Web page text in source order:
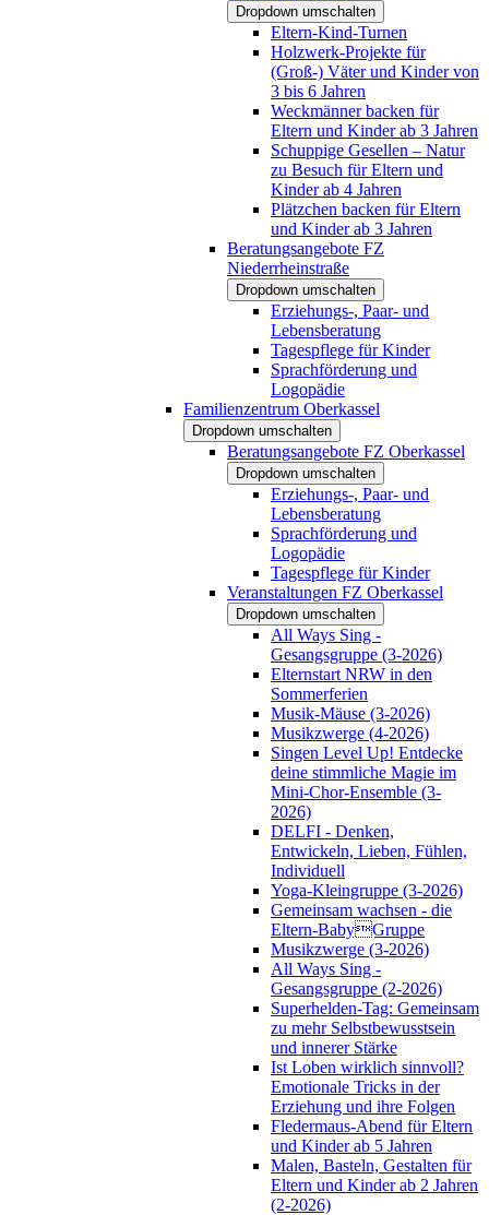
Dropdown umschalten
Eltern-Kind-Turnen
Holzwerk-Projekte für
(Groß-) Väter und Kinder von
3 bis 6 Jahren
Weckmänner backen für
Eltern und Kinder ab 3 Jahren
Schuppige Gesellen – Natur
zu Besuch für Eltern und
Kinder ab 4 Jahren
Plätzchen backen für Eltern
und Kinder ab 3 Jahren
Beratungsangebote FZ
Niederrheinstraße
Dropdown umschalten
Erziehungs-, Paar- und
Lebensberatung
Tagespflege für Kinder
Sprachförderung und
Logopädie
Familienzentrum Oberkassel
Dropdown umschalten
Beratungsangebote FZ Oberkassel
Dropdown umschalten
Erziehungs-, Paar- und
Lebensberatung
Sprachförderung und
Logopädie
Tagespflege für Kinder
Veranstaltungen FZ Oberkassel
Dropdown umschalten
All Ways Sing -
Gesangsgruppe (3-2026)
Elternstart NRW in den
Sommerferien
Musik-Mäuse (3-2026)
Musikzwerge (4-2026)
Singen Level Up! Entdecke
deine stimmliche Magie im
Mini-Chor-Ensemble (3-
2026)
DELFI - Denken,
Entwickeln, Lieben, Fühlen,
Individuell
Yoga-Kleingruppe (3-2026)
Gemeinsam wachsen - die
Eltern-BabyGruppe
Musikzwerge (3-2026)
All Ways Sing -
Gesangsgruppe (2-2026)
Superhelden-Tag: Gemeinsam
zu mehr Selbstbewusstsein
und innerer Stärke
Ist Loben wirklich sinnvoll?
Emotionale Tricks in der
Erziehung und ihre Folgen
Fledermaus-Abend für Eltern
und Kinder ab 5 Jahren
Malen, Basteln, Gestalten für
Eltern und Kinder ab 2 Jahren
(2-2026)